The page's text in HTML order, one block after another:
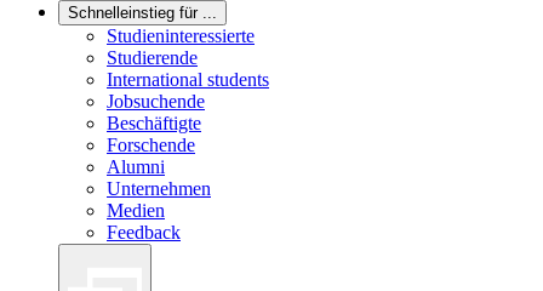
Schnelleinstieg für ...
Studieninteressierte
Studierende
International students
Jobsuchende
Beschäftigte
Forschende
Alumni
Unternehmen
Medien
Feedback